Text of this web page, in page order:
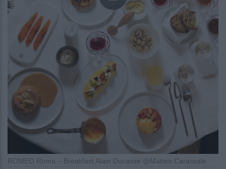
ROMEO Roma – Breakfast Alain Ducasse @Matteo Carassale